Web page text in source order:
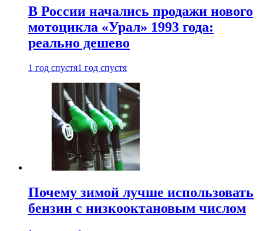
В России начались продажи нового
мотоцикла «Урал» 1993 года:
реально дешево
1 год спустя1 год спустя
Почему зимой лучше использовать
бензин с низкооктановым числом